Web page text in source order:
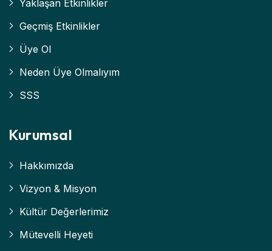
Yaklaşan Etkinlikler
Geçmiş Etkinlikler
Üye Ol
Neden Üye Olmalıyım
SSS
Kurumsal
Hakkımızda
Vizyon & Misyon
Kültür Değerlerimiz
Mütevelli Heyeti